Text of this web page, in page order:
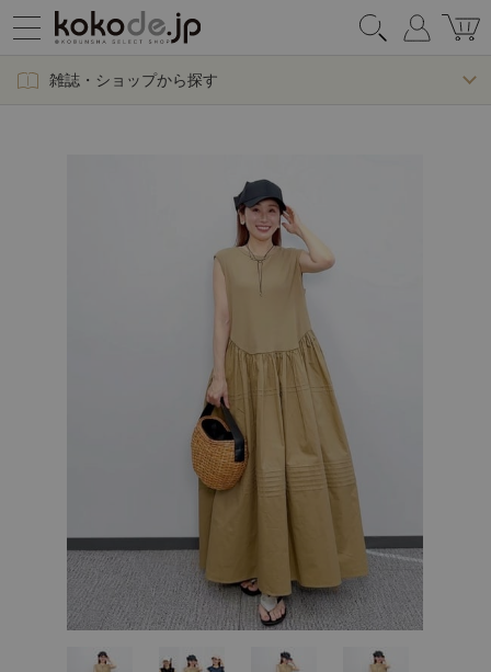
雑誌・ショップから探す